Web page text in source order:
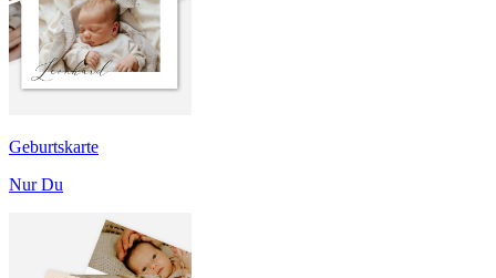
Geburtskarte
Nur Du